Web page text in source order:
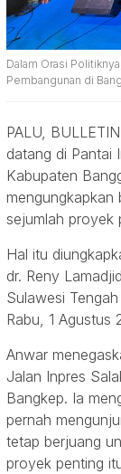
Dalam Orasi
Pembangunan di
PALU,
datang di Pantai
Kabupaten
mengungkapkan
sejumlah proyek
Hal itu
dr. Reny
Sulawesi
Rabu, 1 Agustus
Anwar
Jalan Inpres
Bangkep. Ia
pernah
tetap berjuang
proyek penting